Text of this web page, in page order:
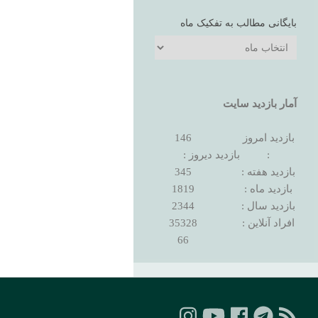
بایگانی مطالب به تفکیک ماه
بایگانی
ماه
آمار بازدید سایت
بازدید امروز
:
146
بازدید دیروز :
345
بازدید هفته :
1819
بازدید ماه :
2344
بازدید سال :
35328
افراد آنلاین :
66